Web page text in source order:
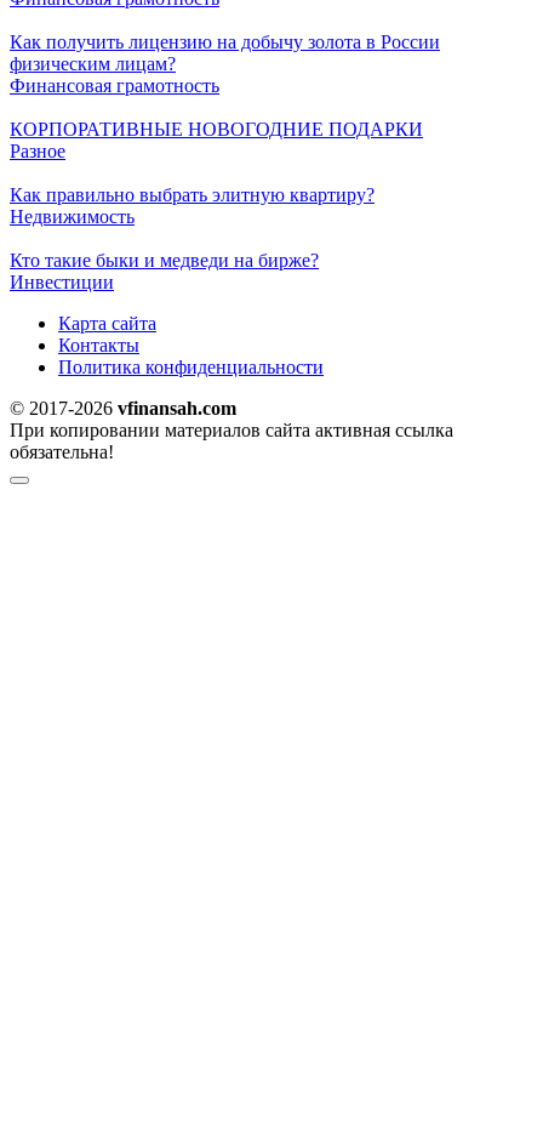
Как получить лицензию на добычу золота в России
физическим лицам?
Финансовая грамотность
КОРПОРАТИВНЫЕ НОВОГОДНИЕ ПОДАРКИ
Разное
Как правильно выбрать элитную квартиру?
Недвижимость
Кто такие быки и медведи на бирже?
Инвестиции
Карта сайта
Контакты
Политика конфиденциальности
© 2017-2026 vfinansah.com
При копировании материалов сайта активная ссылка
обязательна!